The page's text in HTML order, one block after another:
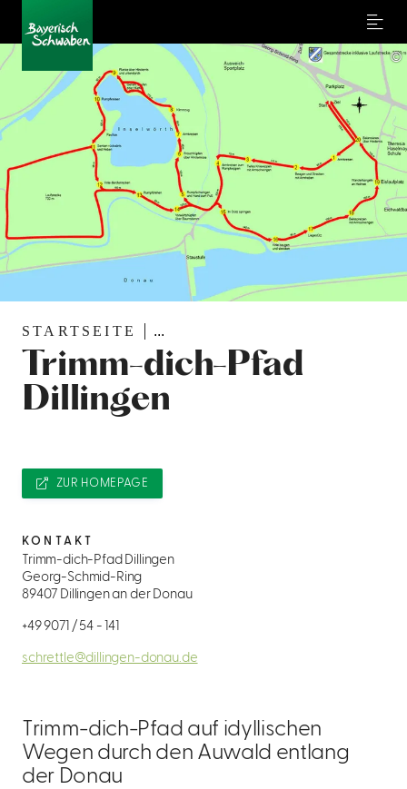
Menu
STARTSEITE ...
Trimm-dich-Pfad
Dillingen
©
Trimm-dich-Pfad auf idyllischen
Wegen durch den Auwald entlang
der Donau
ZUR HOMEPAGE
KONTAKT
Trimm-dich-Pfad Dillingen
Georg-Schmid-Ring
89407 Dillingen an der Donau
+49 9071 / 54 - 141
schrettle@dillingen-donau.de